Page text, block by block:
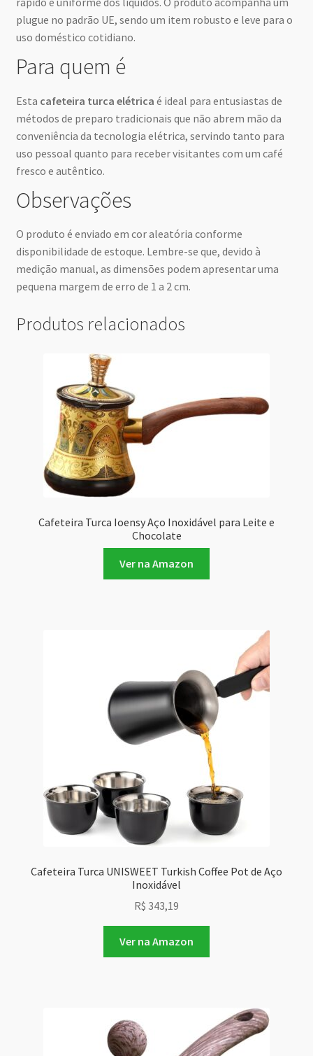
plugue no padrão UE, sendo um item robusto e leve para o
uso doméstico cotidiano.
Para quem é
Esta cafeteira turca elétrica é ideal para entusiastas de
métodos de preparo tradicionais que não abrem mão da
conveniência da tecnologia elétrica, servindo tanto para
uso pessoal quanto para receber visitantes com um café
fresco e autêntico.
Observações
O produto é enviado em cor aleatória conforme
disponibilidade de estoque. Lembre-se que, devido à
medição manual, as dimensões podem apresentar uma
pequena margem de erro de 1 a 2 cm.
Produtos relacionados
Cafeteira Turca Ioensy Aço Inoxidável para Leite e
Chocolate
Ver na Amazon
Cafeteira Turca UNISWEET Turkish Coffee Pot de Aço
Inoxidável
R$ 343,19
Ver na Amazon